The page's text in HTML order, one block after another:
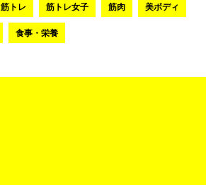
筋トレ 筋トレ女子 筋肉 美ボディ
食事・栄養